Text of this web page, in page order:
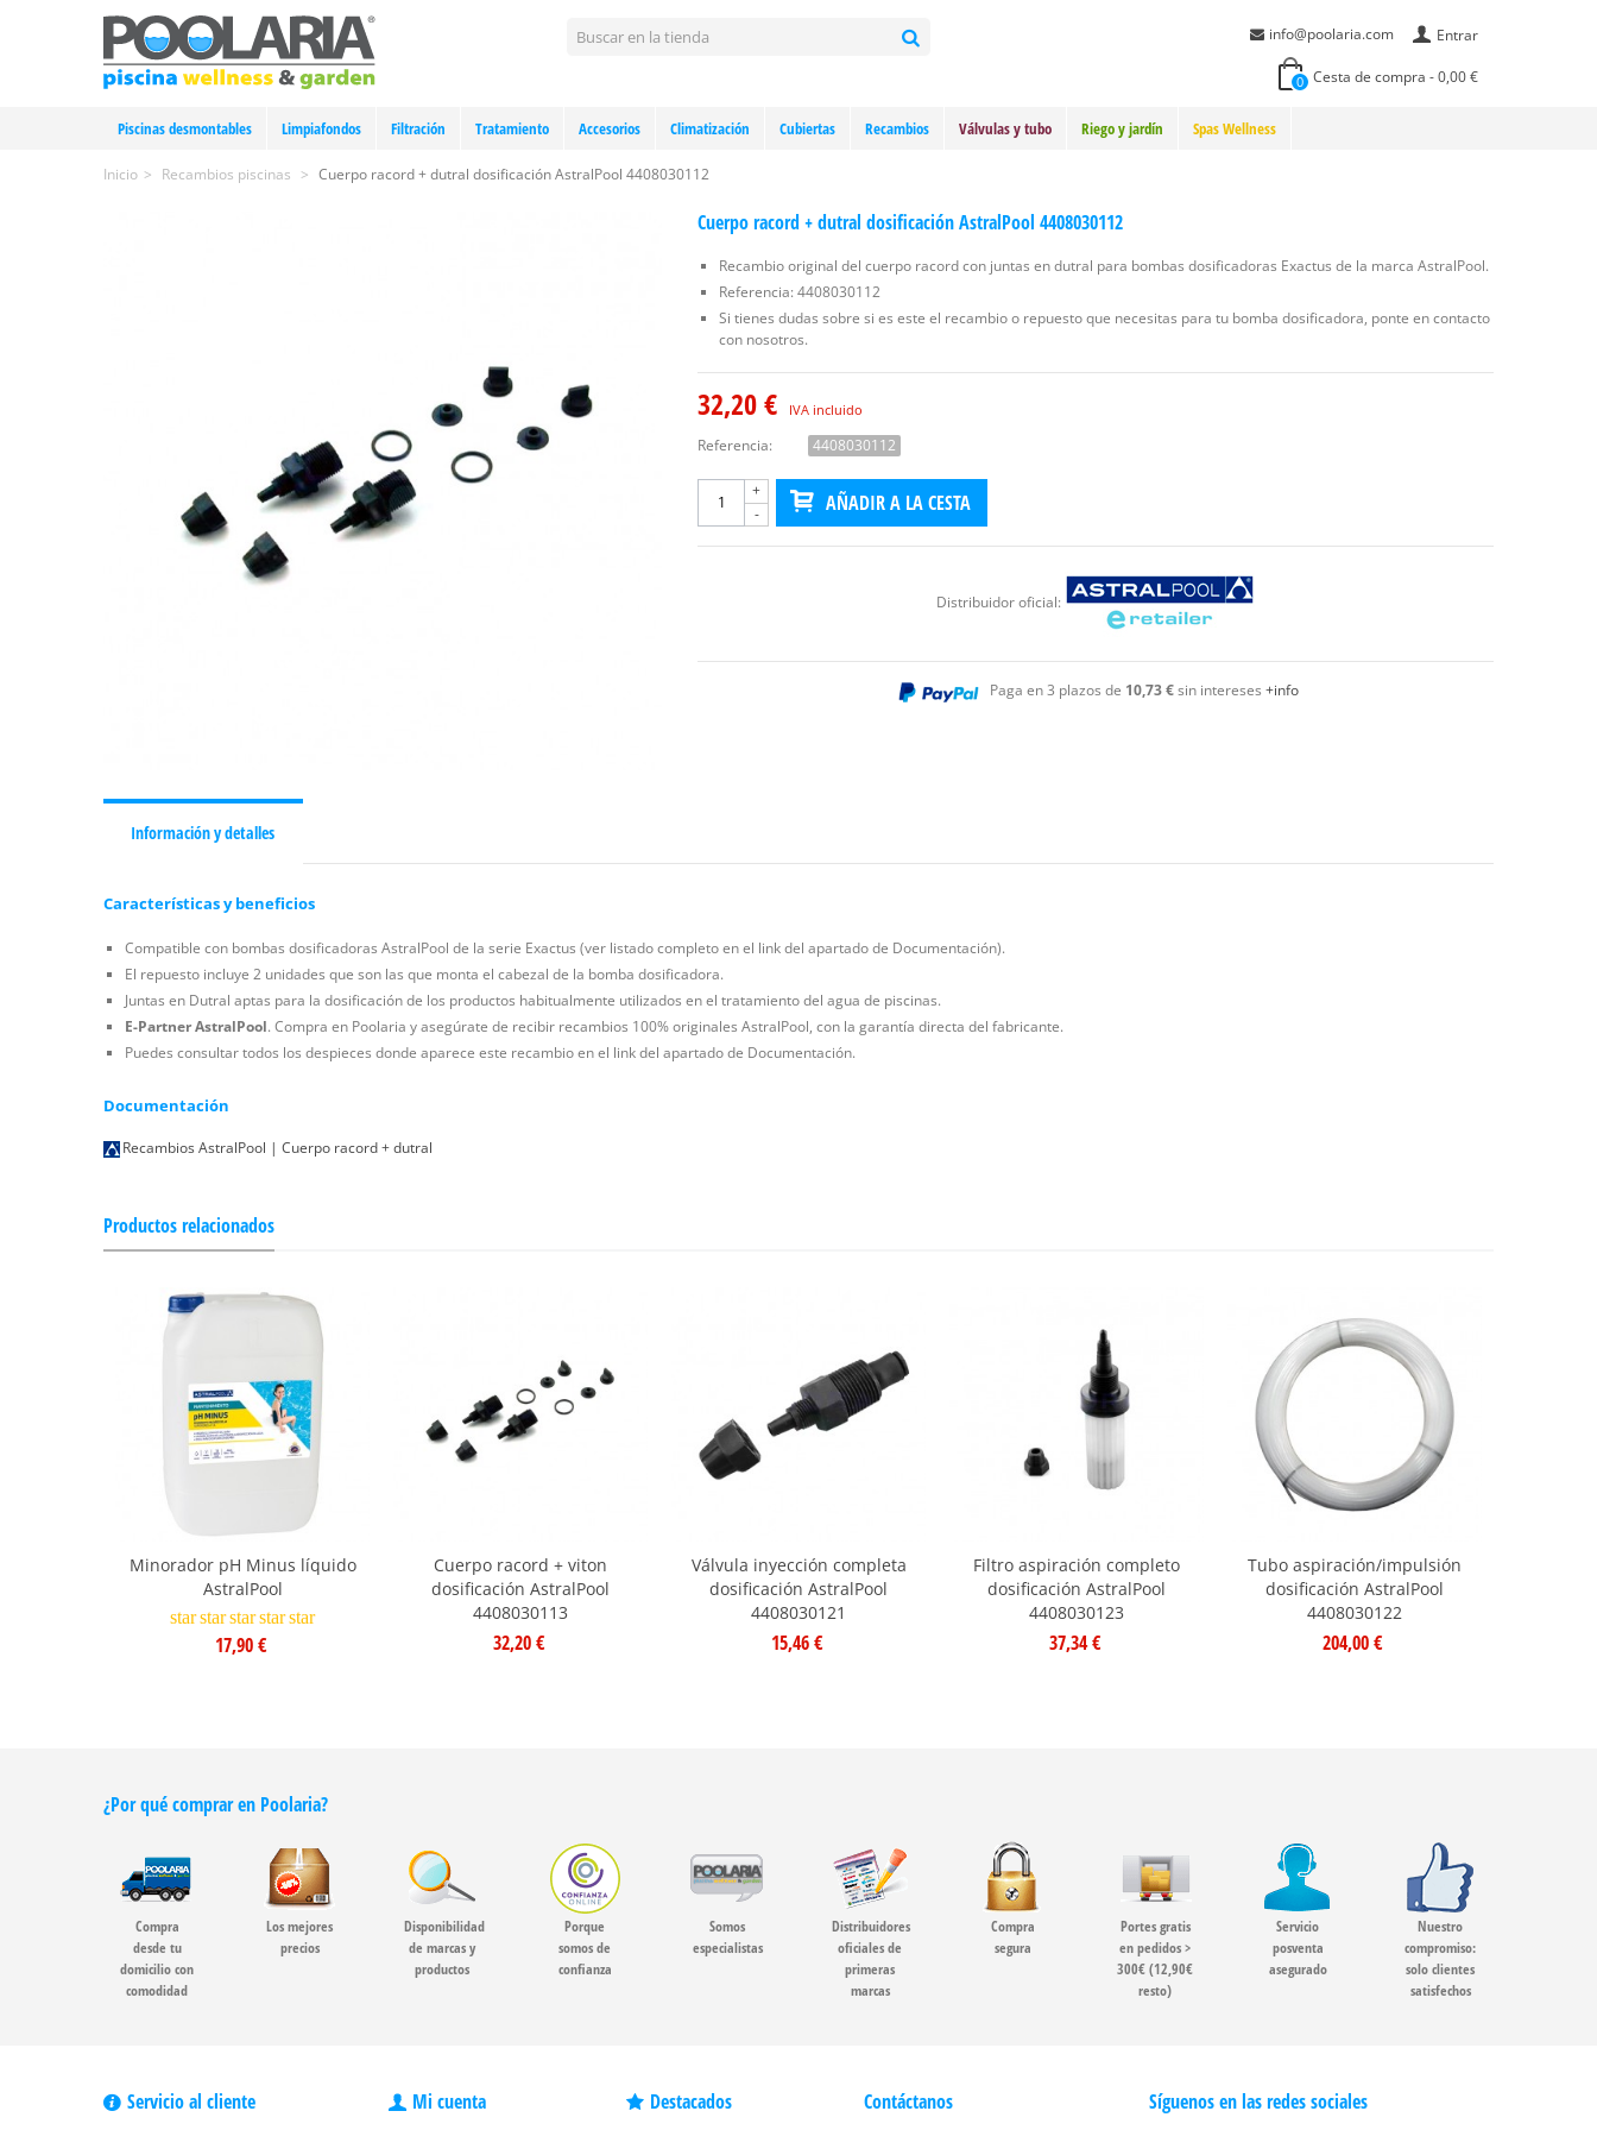
Entrar
info@poolaria.com
0 Cesta de compra -0,00 €
Piscinas desmontables Limpiafondos Filtración Tratamiento Accesorios Climatización Cubiertas Recambios Válvulas y tubo Riego y jardín Spas Wellness
Inicio > Recambios piscinas > Cuerpo racord + dutral dosificación AstralPool 4408030112
Cuerpo racord + dutral dosificación AstralPool 4408030112
Recambio original del cuerpo racord con juntas en dutral para bombas dosificadoras Exactus de la marca AstralPool.
Referencia: 4408030112
Si tienes dudas sobre si es este el recambio o repuesto que necesitas para tu bomba dosificadora, ponte en contacto
con nosotros.
32,20 € IVA incluido
Referencia: 4408030112
-
+ AÑADIR A LA CESTA
Distribuidor oficial:
Paga en 3 plazos de 10,73 €sin intereses+info
Información y detalles
Características y beneficios
Compatible con bombas dosificadoras AstralPool de la serie Exactus (ver listado completo en el link del apartado de Documentación).
El repuesto incluye 2 unidades que son las que monta el cabezal de la bomba dosificadora.
Juntas en Dutral aptas para la dosificación de los productos habitualmente utilizados en el tratamiento del agua de piscinas.
E-Partner AstralPool. Compra en Poolaria y asegúrate de recibir recambios 100% originales AstralPool, con la garantía directa del fabricante.
Puedes consultar todos los despieces donde aparece este recambio en el link del apartado de Documentación.
Documentación
Recambios AstralPool | Cuerpo racord + dutral
Productos relacionados
Minorador pH Minus líquido
AstralPool
starstarstarstarstar
17,90 €
Cuerpo racord + viton
dosificación AstralPool
4408030113
32,20 €
Válvula inyección completa
dosificación AstralPool
4408030121
15,46 €
Filtro aspiración completo
dosificación AstralPool
4408030123
37,34 €
Tubo aspiración/impulsión
dosificación AstralPool
4408030122
204,00 €
¿Por qué comprar en Poolaria?
Compra
desde tu
domicilio con
comodidad
Los mejores
precios
Disponibilidad
de marcas y
productos
Porque
somos de
confianza
Somos
especialistas
Distribuidores
oficiales de
primeras
marcas
Compra
segura
Portes gratis
en pedidos >
300€ (12,90€
resto)
Servicio
posventa
asegurado
Nuestro
compromiso:
solo clientes
satisfechos
Servicio al cliente Mi cuenta Destacados Contáctanos Síguenos en las redes sociales